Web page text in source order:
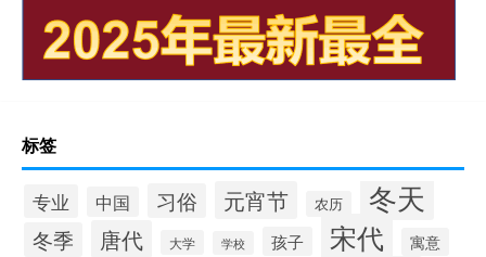
标签
专业 中国 习俗 元宵节 农历 冬天
冬季 唐代 大学 学校 孩子 宋代 寓意